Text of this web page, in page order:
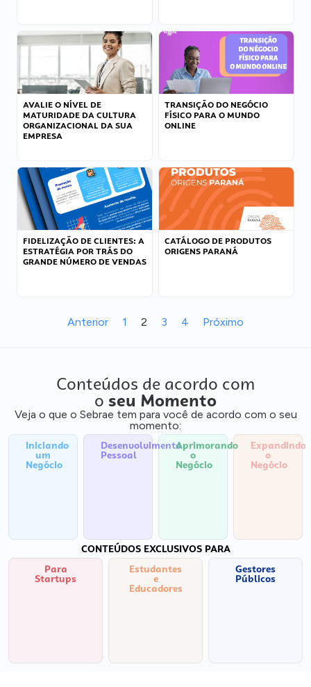
AVALIE O NÍVEL DE
MATURIDADE DA CULTURA
ORGANIZACIONAL DA SUA
EMPRESA
TRANSIÇÃO DO NEGÓCIO
FÍSICO PARA O MUNDO
ONLINE
FIDELIZAÇÃO DE CLIENTES: A
ESTRATÉGIA POR TRÁS DO
GRANDE NÚMERO DE VENDAS
CATÁLOGO DE PRODUTOS
ORIGENS PARANÁ
Anterior 1 2 3 4 Próximo
Conteúdos de acordo com
o seu Momento
Veja o que o Sebrae tem para você de acordo com o seu
momento:
Iniciando
um
Negócio
Desenvolvimento
Pessoal
Aprimorando
o
Negócio
Expandindo
o
Negócio
CONTEÚDOS EXCLUSIVOS PARA
Para
Startups
Estudantes
e
Educadores
Gestores
Públicos